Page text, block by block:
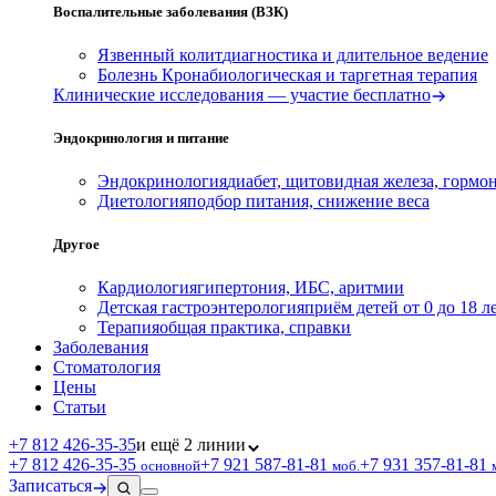
Воспалительные заболевания (ВЗК)
Язвенный колитдиагностика и длительное ведение
Болезнь Кронабиологическая и таргетная терапия
Клинические исследования — участие бесплатно
Эндокринология и питание
Эндокринологиядиабет, щитовидная железа,
Диетологияподбор питания, снижение веса
Другое
Кардиологиягипертония, ИБС, аритмии
Детская гастроэнтерологияприём детей от 0 до 18
Терапияобщая практика, справки
Заболевания
Стоматология
Цены
Статьи
+7 812 426‑35‑35и ещё 2 линии
+7 812 426‑35‑35 основной+7 921 587‑81‑81 моб.+7 931 357‑81‑81
Записаться